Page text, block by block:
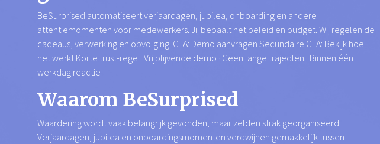
BeSurprised automatiseert verjaardagen, jubilea, onboarding en andere
attentiemomenten voor medewerkers. Jij bepaalt het beleid en budget. Wij regelen de
cadeaus, verwerking en opvolging. CTA: Demo aanvragen Secundaire CTA: Bekijk hoe
het werkt Korte trust-regel: Vrijblijvende demo · Geen lange trajecten · Binnen één
werkdag reactie
Waarom BeSurprised
Waardering wordt vaak belangrijk gevonden, maar zelden strak georganiseerd.
Verjaardagen, jubilea en onboardingsmomenten verdwijnen gemakkelijk tussen